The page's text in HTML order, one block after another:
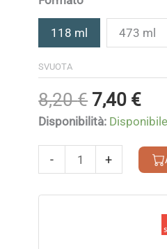
118 ml 473 ml
SVUOTA
8,20€ Il
prezzo
era:
8,20 €.
7,40 €Il
è:
Disponibilità: Disponibile
-
Leaf
quantità
+
Alternative: